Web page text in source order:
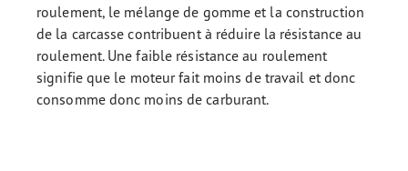
roulement, le mélange de gomme et la construction
de la carcasse contribuent à réduire la résistance au
roulement. Une faible résistance au roulement
signifie que le moteur fait moins de travail et donc
consomme donc moins de carburant.